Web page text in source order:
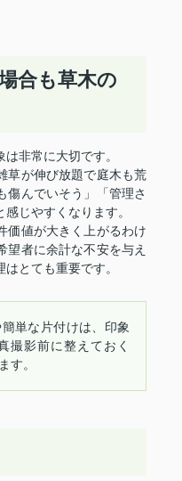
合も草木の
非常に大切です。
草が伸び放題で庭木も荒
傷んでいそう」「管理さ
じやすくなります。
価値が大きく上がるわけ
望者に余計な不安を与え
とても重要です。
単な片付けは、印象
撮影前に整えておく
す。